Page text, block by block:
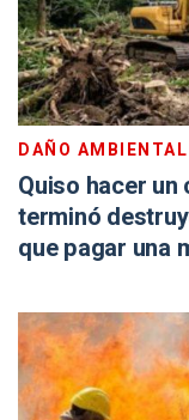
DAÑO AMBIENTAL
Quiso hacer
terminó
que pagar una